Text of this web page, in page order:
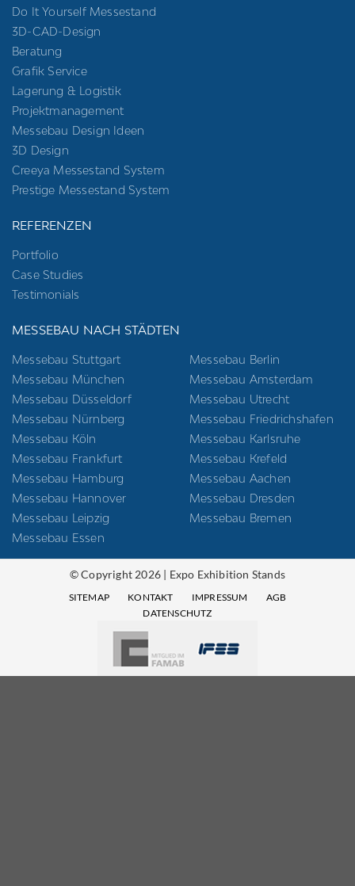
Do It Yourself Messestand
3D-CAD-Design
Beratung
Grafik Service
Lagerung & Logistik
Projektmanagement
Messebau Design Ideen
3D Design
Creeya Messestand System
Prestige Messestand System
REFERENZEN
Portfolio
Case Studies
Testimonials
MESSEBAU NACH STÄDTEN
Messebau Stuttgart
Messebau München
Messebau Düsseldorf
Messebau Nürnberg
Messebau Köln
Messebau Frankfurt
Messebau Hamburg
Messebau Hannover
Messebau Leipzig
Messebau Essen
Messebau Berlin
Messebau Amsterdam
Messebau Utrecht
Messebau Friedrichshafen
Messebau Karlsruhe
Messebau Krefeld
Messebau Aachen
Messebau Dresden
Messebau Bremen
© Copyright 2026 | Expo Exhibition Stands
SITEMAP KONTAKT IMPRESSUM
AGB
DATENSCHUTZ